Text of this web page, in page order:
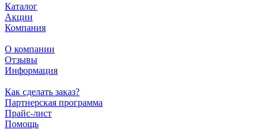
Каталог
Акции
Компания
О компании
Отзывы
Информация
Как сделать заказ?
Партнерская программа
Прайс-лист
Помощь